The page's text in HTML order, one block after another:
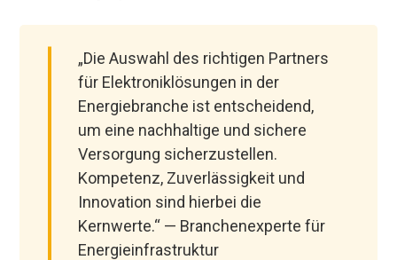
„Die Auswahl des richtigen Partners
für Elektroniklösungen in der
Energiebranche ist entscheidend,
um eine nachhaltige und sichere
Versorgung sicherzustellen.
Kompetenz, Zuverlässigkeit und
Innovation sind hierbei die
Kernwerte.“ — Branchenexperte für
Energieinfrastruktur